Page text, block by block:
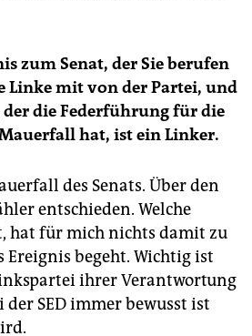
zum Senat, der Sie berufen
Linke mit von der Partei, und
die Federführung für die
hat, ist ein Linker.
des Senats. Über den
entschieden. Welche
hat für mich nichts damit zu
Ereignis begeht. Wichtig ist
ihrer Verantwortung
SED immer bewusst ist